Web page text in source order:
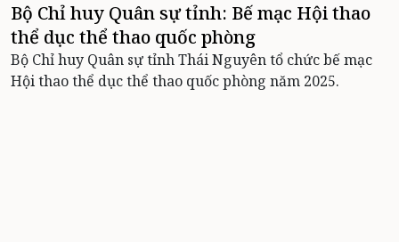
Bộ Chỉ huy Quân sự tỉnh: Bế mạc Hội thao
thể dục thể thao quốc phòng
Bộ Chỉ huy Quân sự tỉnh Thái Nguyên tổ chức bế mạc
Hội thao thể dục thể thao quốc phòng năm 2025.